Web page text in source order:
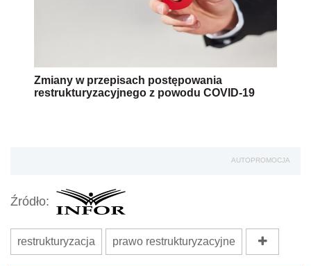
Zmiany w przepisach postępowania
restrukturyzacyjnego z powodu COVID-19
AUTOPROMOCJA
Źródło:
restrukturyzacja prawo restrukturyzacyjne